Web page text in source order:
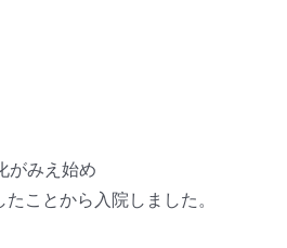
がみえ始め
ことから入院しました。